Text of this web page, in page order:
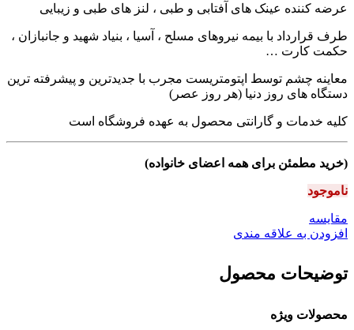
عرضه کننده عینک های آفتابی و طبی ، لنز های طبی و زیبایی
طرف قرارداد با بیمه نیروهای مسلح ، آسیا ، بنیاد شهید و جانبازان ،
حکمت کارت …
معاینه چشم توسط اپتومتریست مجرب با جدیدترین و پیشرفته ترین
دستگاه های روز دنیا (هر روز عصر)
کلیه خدمات و گارانتی محصول به عهده فروشگاه است
(خرید مطمئن برای همه اعضای خانواده)
ناموجود
مقايسه
افزودن به علاقه مندی
توضیحات محصول
محصولات ویژه